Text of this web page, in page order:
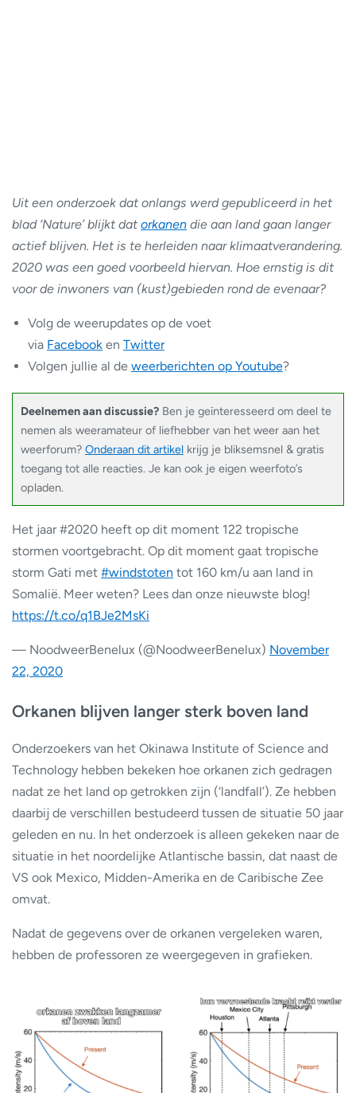
Uit een onderzoek dat onlangs werd gepubliceerd in het
blad ‘Nature’ blijkt dat orkanen die aan land gaan langer
actief blijven. Het is te herleiden naar klimaatverandering.
2020 was een goed voorbeeld hiervan. Hoe ernstig is dit
voor de inwoners van (kust)gebieden rond de evenaar?
Volg de weerupdates op de voet
via Facebook en Twitter
Volgen jullie al de weerberichten op Youtube?
Deelnemen aan discussie? Ben je geïnteresseerd om deel te
nemen als weeramateur of liefhebber van het weer aan het
weerforum? Onderaan dit artikel krijg je bliksemsnel & gratis
toegang tot alle reacties. Je kan ook je eigen weerfoto’s
opladen.
Het jaar #2020 heeft op dit moment 122 tropische
stormen voortgebracht. Op dit moment gaat tropische
storm Gati met #windstoten tot 160 km/u aan land in
Somalië. Meer weten? Lees dan onze nieuwste blog!
https://t.co/q1BJe2MsKi
— NoodweerBenelux (@NoodweerBenelux) November
22, 2020
Orkanen blijven langer sterk boven land
Onderzoekers van het Okinawa Institute of Science and
Technology hebben bekeken hoe orkanen zich gedragen
nadat ze het land op getrokken zijn (‘landfall’). Ze hebben
daarbij de verschillen bestudeerd tussen de situatie 50 jaar
geleden en nu. In het onderzoek is alleen gekeken naar de
situatie in het noordelijke Atlantische bassin, dat naast de
VS ook Mexico, Midden-Amerika en de Caribische Zee
omvat.
Nadat de gegevens over de orkanen vergeleken waren,
hebben de professoren ze weergegeven in grafieken.